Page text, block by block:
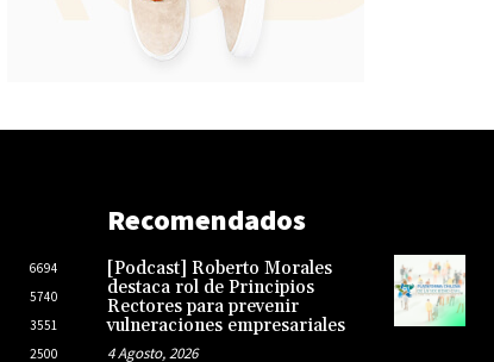
6694
5740
3551
2500
Recomendados
[Podcast] Roberto Morales
destaca rol de Principios
Rectores para prevenir
vulneraciones empresariales
4 Agosto, 2026